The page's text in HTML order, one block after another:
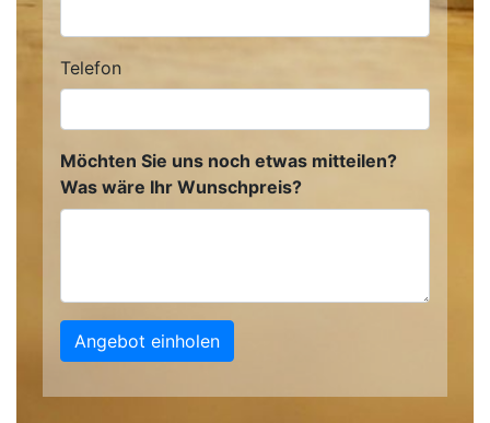
Telefon
Möchten Sie uns noch etwas mitteilen?
Was wäre Ihr Wunschpreis?
Angebot einholen